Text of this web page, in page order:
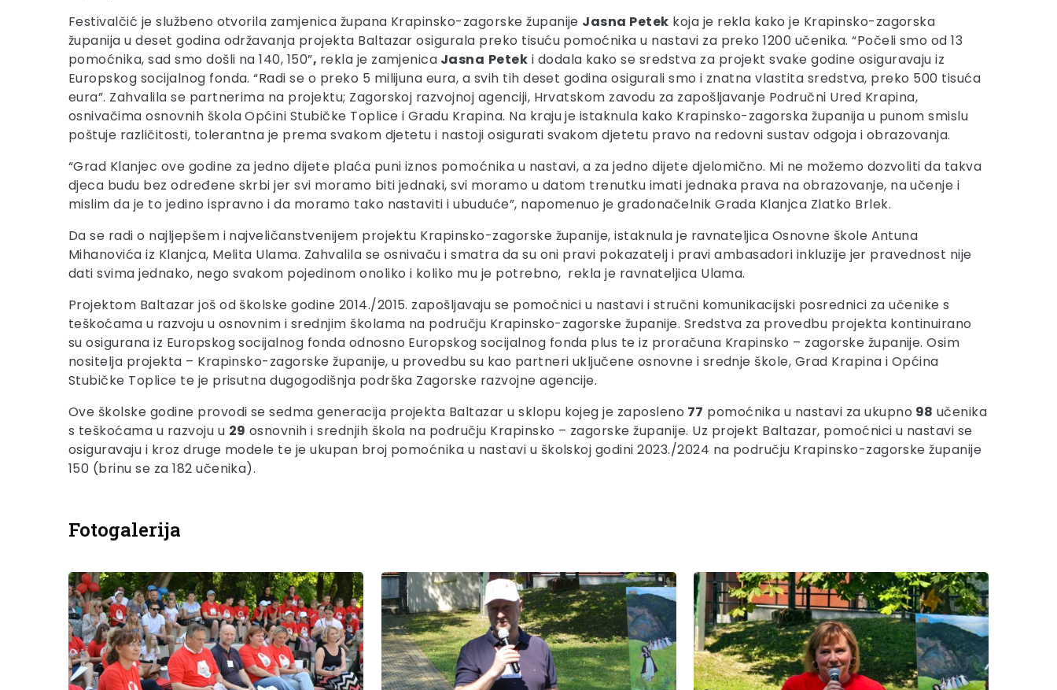
Festivalčić je službeno otvorila zamjenica župana Krapinsko-zagorske županije Jasna Petek koja je rekla kako je Krapinsko-zagorska
županija u deset godina održavanja projekta Baltazar osigurala preko tisuću pomoćnika u nastavi za preko 1200 učenika. “Počeli smo od 13
pomoćnika, sad smo došli na 140, 150”, rekla je zamjenica Jasna Petek i dodala kako se sredstva za projekt svake godine osiguravaju iz
Europskog socijalnog fonda. “Radi se o preko 5 milijuna eura, a svih tih deset godina osigurali smo i znatna vlastita sredstva, preko 500 tisuća
eura”. Zahvalila se partnerima na projektu; Zagorskoj razvojnoj agenciji, Hrvatskom zavodu za zapošljavanje Područni Ured Krapina,
osnivačima osnovnih škola Općini Stubičke Toplice i Gradu Krapina. Na kraju je istaknula kako Krapinsko-zagorska županija u punom smislu
poštuje različitosti, tolerantna je prema svakom djetetu i nastoji osigurati svakom djetetu pravo na redovni sustav odgoja i obrazovanja.
“Grad Klanjec ove godine za jedno dijete plaća puni iznos pomoćnika u nastavi, a za jedno dijete djelomično. Mi ne možemo dozvoliti da takva
djeca budu bez određene skrbi jer svi moramo biti jednaki, svi moramo u datom trenutku imati jednaka prava na obrazovanje, na učenje i
mislim da je to jedino ispravno i da moramo tako nastaviti i ubuduće”, napomenuo je gradonačelnik Grada Klanjca Zlatko Brlek.
Da se radi o najljepšem i najveličanstvenijem projektu Krapinsko-zagorske županije, istaknula je ravnateljica Osnovne škole Antuna
Mihanovića iz Klanjca, Melita Ulama. Zahvalila se osnivaču i smatra da su oni pravi pokazatelj i pravi ambasadori inkluzije jer pravednost nije
dati svima jednako, nego svakom pojedinom onoliko i koliko mu je potrebno, rekla je ravnateljica Ulama.
Projektom Baltazar još od školske godine 2014./2015. zapošljavaju se pomoćnici u nastavi i stručni komunikacijski posrednici za učenike s
teškoćama u razvoju u osnovnim i srednjim školama na području Krapinsko-zagorske županije. Sredstva za provedbu projekta kontinuirano
su osigurana iz Europskog socijalnog fonda odnosno Europskog socijalnog fonda plus te iz proračuna Krapinsko – zagorske županije. Osim
nositelja projekta – Krapinsko-zagorske županije, u provedbu su kao partneri uključene osnovne i srednje škole, Grad Krapina i Općina
Stubičke Toplice te je prisutna dugogodišnja podrška Zagorske razvojne agencije.
Ove školske godine provodi se sedma generacija projekta Baltazar u sklopu kojeg je zaposleno 77 pomoćnika u nastavi za ukupno 98 učenika
s teškoćama u razvoju u 29 osnovnih i srednjih škola na području Krapinsko – zagorske županije. Uz projekt Baltazar, pomoćnici u nastavi se
osiguravaju i kroz druge modele te je ukupan broj pomoćnika u nastavi u školskoj godini 2023./2024 na području Krapinsko-zagorske županije
150 (brinu se za 182 učenika).
Fotogalerija